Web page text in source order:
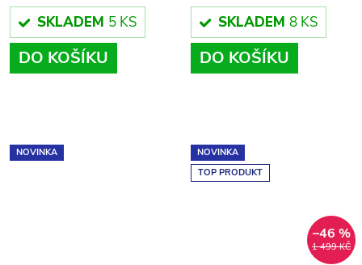
SKLADEM 5 KS
DO KOŠÍKU
SKLADEM 8 KS
DO KOŠÍKU
NOVINKA
NOVINKA
TOP PRODUKT
1 499 KČ
–46 %